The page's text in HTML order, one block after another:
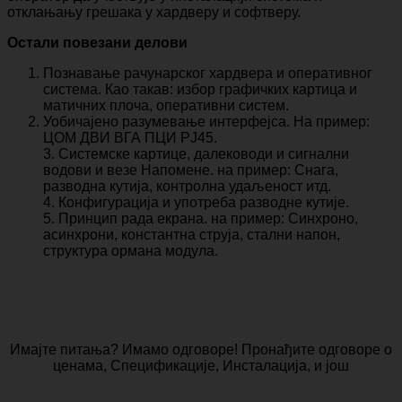
отклањању грешака у хардверу и софтверу.
Остали повезани делови
Познавање рачунарског хардвера и оперативног
система. Као такав: избор графичких картица и
матичних плоча, оперативни систем.
Уобичајено разумевање интерфејса. На пример:
ЦОМ ДВИ ВГА ПЦИ РЈ45.
3. Системске картице, далеководи и сигнални
водови и везе Напомене. на пример: Снага,
разводна кутија, контролна удаљеност итд.
4. Конфигурација и употреба разводне кутије.
5. Принцип рада екрана. на пример: Синхроно,
асинхрони, константна струја, стални напон,
структура ормана модула.
Имајте питања? Имамо одговоре! Пронађите одговоре о
ценама, Спецификације, Инсталација, и још